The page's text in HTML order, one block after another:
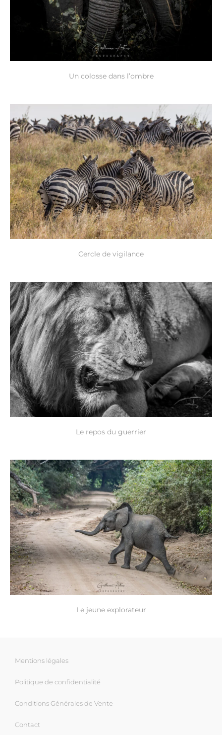
Un colosse dans l’ombre
Cercle de vigilance
Le repos du guerrier
Le jeune explorateur
Mentions légales
Politique de confidentialité
Conditions Générales de Vente
Contact